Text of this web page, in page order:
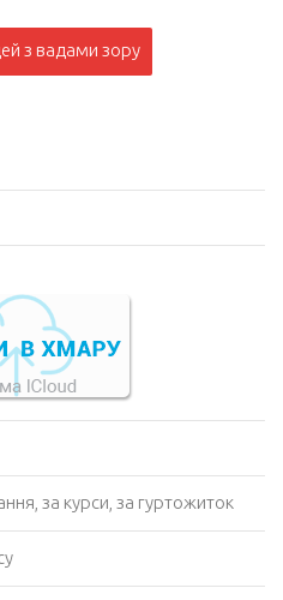
з вадами зору
за курси, за гуртожиток